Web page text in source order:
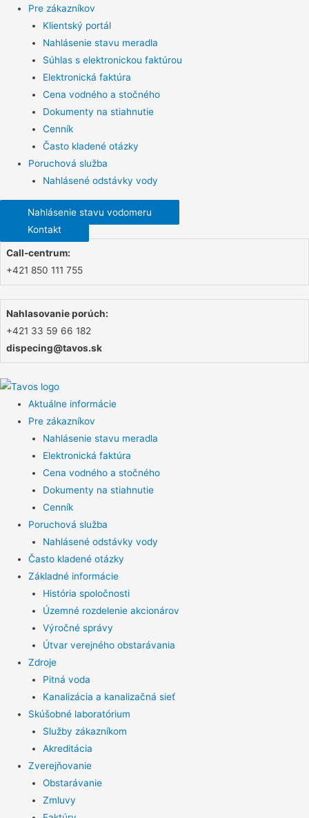
Pre zákazníkov
Klientský portál
Nahlásenie stavu meradla
Súhlas s elektronickou faktúrou
Elektronická faktúra
Cena vodného a stočného
Dokumenty na stiahnutie
Cenník
Často kladené otázky
Poruchová služba
Nahlásené odstávky vody
Nahlásenie stavu vodomeru
Kontakt
Call-centrum:
+421 850 111 755
Nahlasovanie porúch:
+421 33 59 66 182
dispecing@tavos.sk
Aktuálne informácie
Pre zákazníkov
Nahlásenie stavu meradla
Elektronická faktúra
Cena vodného a stočného
Dokumenty na stiahnutie
Cenník
Poruchová služba
Nahlásené odstávky vody
Často kladené otázky
Základné informácie
História spoločnosti
Územné rozdelenie akcionárov
Výročné správy
Útvar verejného obstarávania
Zdroje
Pitná voda
Kanalizácia a kanalizačná sieť
Skúšobné laboratórium
Služby zákazníkom
Akreditácia
Zverejňovanie
Obstarávanie
Zmluvy